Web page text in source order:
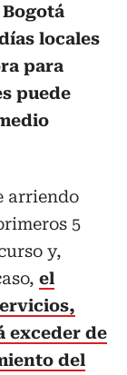
locales
para
puede
arriendo
5
y,
el
exceder de
del